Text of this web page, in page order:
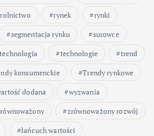
p
i
s
ó
w
rolnictwo rynek
rynki
segmentacja rynku
surowce
technologia technologie
trend
konsumenckie
Trendy rynkowe
dodana
wyzwania
zrównoważony rozwój
łańcuch wartości